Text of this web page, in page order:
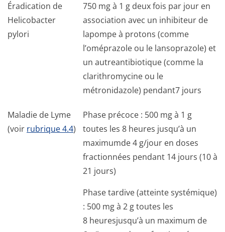
Éradication de
Helicobacter
pylori
750 mg à 1 g deux fois par jour en
association avec un inhibiteur de
lapompe à protons (comme
l’oméprazole ou le lansoprazole) et
un autreantibiotique (comme la
clarithromycine ou le
métronidazole) pendant7 jours
Maladie de Lyme
(voir rubrique 4.4)
Phase précoce : 500 mg à 1 g
toutes les 8 heures jusqu’à un
maximumde 4 g/jour en doses
fractionnées pendant 14 jours (10 à
21 jours)
Phase tardive (atteinte systémique)
: 500 mg à 2 g toutes les
8 heuresjusqu’à un maximum de